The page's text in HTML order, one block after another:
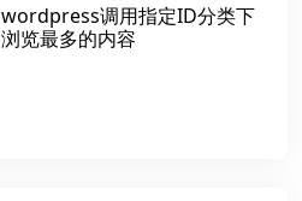
wordpress调用指定ID分类下
浏览最多的内容